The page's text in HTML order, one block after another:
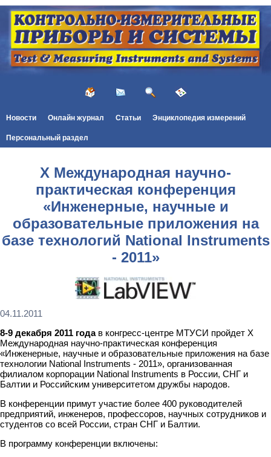
Новости Онлайн журнал Статьи Энциклопедия измерений
Персональный раздел
X Международная научно-
практическая конференция
«Инженерные, научные и
образовательные приложения на
базе технологий National Instruments
- 2011»
04.11.2011
8-9 декабря 2011 годав конгресс-центре МТУСИ пройдет X
Международная научно-практическая конференция
«Инженерные, научные и образовательные приложения на базе
технологии National Instruments - 2011», организованная
филиалом корпорации National Instruments в России, СНГ и
Балтии и Российским университетом дружбы народов.
В конференции примут участие более 400 руководителей
предприятий, инженеров, профессоров, научных сотрудников и
студентов со всей России, стран СНГ и Балтии.
В программу конференции включены: